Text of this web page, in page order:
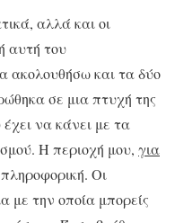
αλλά και οι
αυτή του
ακολουθήσω και τα δύο
σε μια πτυχή της
να κάνει με τα
Η περιοχή μου, για
Οι
με την οποία μπορείς